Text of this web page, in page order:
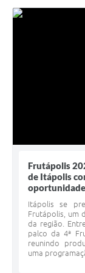
Frutápolis
de Itápolis
Itápolis se
Frutápolis, um
da região.
palco da 4ª
reunindo
uma